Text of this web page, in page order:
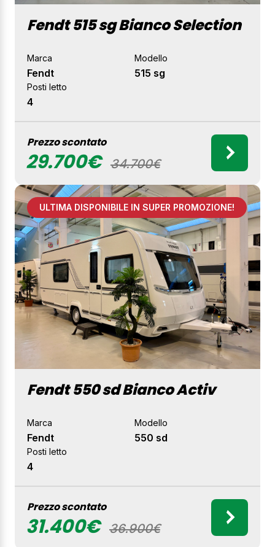
Fendt 515 sg Bianco Selection
Marca
Fendt
Modello
515 sg
Posti letto
4
Prezzo scontato
29.700€ 34.700€
ULTIMA DISPONIBILE IN SUPER PROMOZIONE!
Fendt 550 sd Bianco Activ
Marca
Fendt
Modello
550 sd
Posti letto
4
Prezzo scontato
31.400€ 36.900€